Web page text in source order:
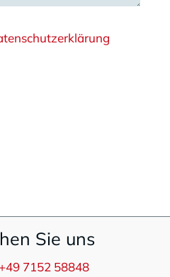
Sie uns
+49 7152 58848